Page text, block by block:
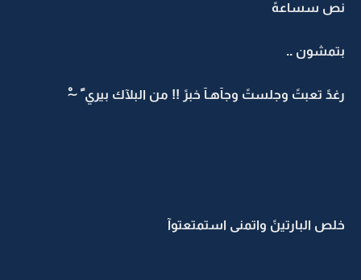
نص سساعهً
بتمشون ..
رغدً تعبتً وجلستً وجآهـآ خبرً !! من البلآك بيري ً ~ْ
خلص البارتينً واتمنى استمتعتوآ